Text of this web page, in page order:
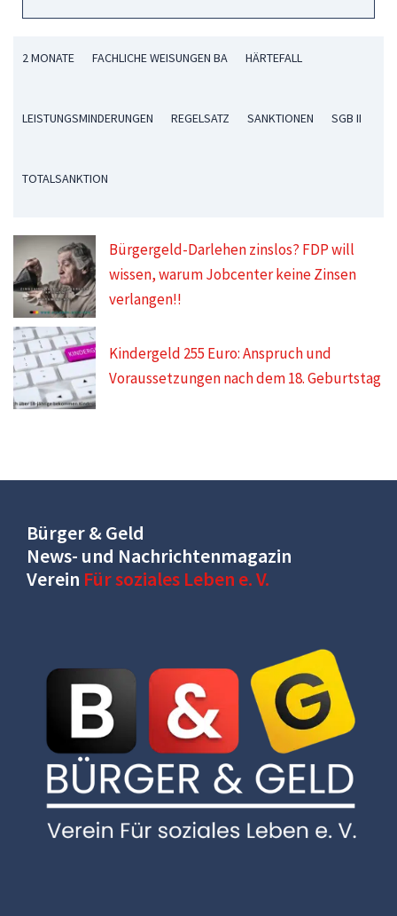
2 MONATE FACHLICHE WEISUNGEN BA HÄRTEFALL
LEISTUNGSMINDERUNGEN REGELSATZ SANKTIONEN SGB II
TOTALSANKTION
Bürgergeld-Darlehen zinslos? FDP will
wissen, warum Jobcenter keine Zinsen
verlangen!!
Kindergeld 255 Euro: Anspruch und
Voraussetzungen nach dem 18. Geburtstag
Bürger & Geld
News- und Nachrichtenmagazin
Verein Für soziales Leben e. V.